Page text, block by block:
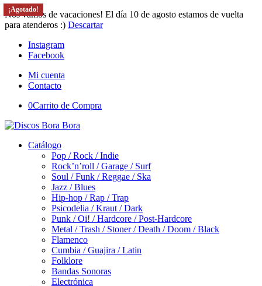
Nos vamos de vacaciones! El día 10 de agosto estamos de vuelta
para atenderos :) Descartar
Instagram
Facebook
Mi cuenta
Contacto
0Carrito de Compra
Catálogo
Pop / Rock / Indie
Rock’n’roll / Garage / Surf
Soul / Funk / Reggae / Ska
Jazz / Blues
Hip-hop / Rap / Trap
Psicodelia / Kraut / Dark
Punk / Oi! / Hardcore / Post-Hardcore
Metal / Trash / Stoner / Death / Doom / Black
Flamenco
Cumbia / Guajira / Latin
Folklore
Bandas Sonoras
Electrónica
¡Agotado!
¡Agotado!
¡Agotado!
¡Agotado!